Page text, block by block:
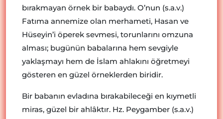
bırakmayan örnek bir babaydı. O’nun (s.a.v.)
Fatıma annemize olan merhameti, Hasan ve
Hüseyin’i öperek sevmesi, torunlarını omzuna
alması; bugünün babalarına hem sevgiyle
yaklaşmayı hem de İslam ahlakını öğretmeyi
gösteren en güzel örneklerden biridir.
Bir babanın evladına bırakabileceği en kıymetli
miras, güzel bir ahlâktır. Hz. Peygamber (s.a.v.)